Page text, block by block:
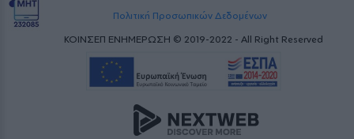
Πολιτική Προσωπικών Δεδομένων
ΚΟΙΝΣΕΠ ΕΝΗΜΕΡΩΣΗ © 2019-2022 - All Right Reserved